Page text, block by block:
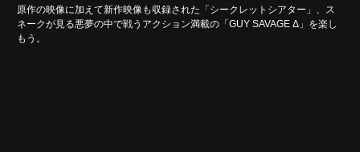
原作の映像に加えて新作映像も収録された「シークレットシアター」、ス
ネークが見る悪夢の中で戦うアクション満載の「GUY SAVAGE Δ」を楽し
もう。